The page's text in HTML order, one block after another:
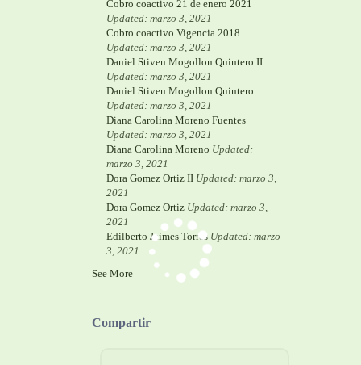
Cobro coactivo 21 de enero 2021
Updated: marzo 3, 2021
Cobro coactivo Vigencia 2018
Updated: marzo 3, 2021
Daniel Stiven Mogollon Quintero II
Updated: marzo 3, 2021
Daniel Stiven Mogollon Quintero
Updated: marzo 3, 2021
Diana Carolina Moreno Fuentes
Updated: marzo 3, 2021
Diana Carolina Moreno Updated:
marzo 3, 2021
Dora Gomez Ortiz II Updated: marzo 3,
2021
Dora Gomez Ortiz Updated: marzo 3,
2021
Edilberto Jaimes Torres Updated: marzo
3, 2021
See More
Compartir